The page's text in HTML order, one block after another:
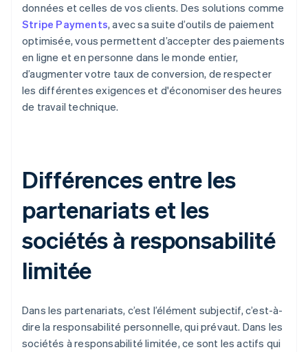
données et celles de vos clients. Des solutions comme
Stripe Payments, avec sa suite d’outils de paiement
optimisée, vous permettent d’accepter des paiements
en ligne et en personne dans le monde entier,
d’augmenter votre taux de conversion, de respecter
les différentes exigences et d'économiser des heures
de travail technique.
Différences entre les
partenariats et les
sociétés à responsabilité
limitée
Dans les partenariats, c’est l’élément subjectif, c’est-à-
dire la responsabilité personnelle, qui prévaut. Dans les
sociétés à responsabilité limitée, ce sont les actifs qui